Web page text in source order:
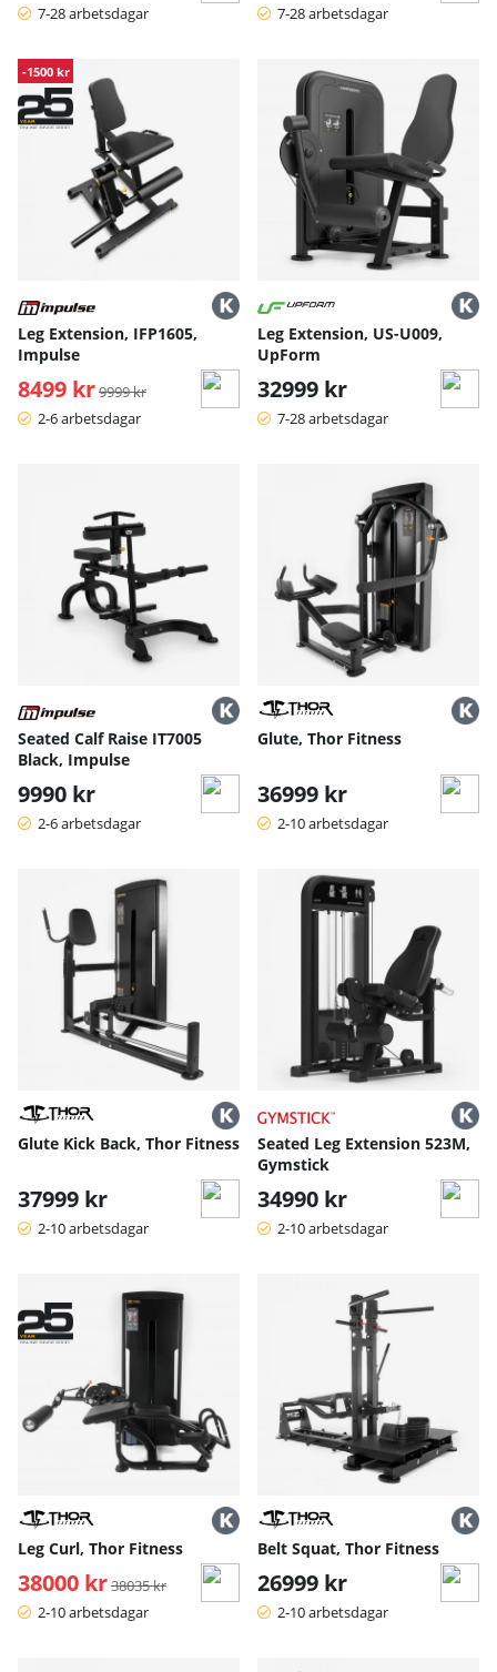
7-28 arbetsdagar 7-28 arbetsdagar
-1500 kr
Leg Extension, IFP1605,
Impulse
8499 kr Ordinarie pris:
9999 kr
2-6 arbetsdagar
Leg Extension, US-U009,
UpForm
32999 kr
7-28 arbetsdagar
Seated Calf Raise IT7005
Black, Impulse
9990 kr
2-6 arbetsdagar
Glute, Thor Fitness
36999 kr
2-10 arbetsdagar
Glute Kick Back, Thor Fitness
37999 kr
2-10 arbetsdagar
Seated Leg Extension 523M,
Gymstick
34990 kr
2-10 arbetsdagar
Leg Curl, Thor Fitness
38000 kr Ordinarie pris:
38035 kr
2-10 arbetsdagar
Belt Squat, Thor Fitness
26999 kr
2-10 arbetsdagar